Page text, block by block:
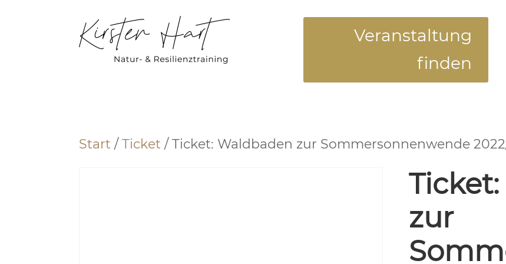
Veranstaltung
finden
Start /Ticket / Ticket: Waldbaden zur Sommersonnenwende
zur